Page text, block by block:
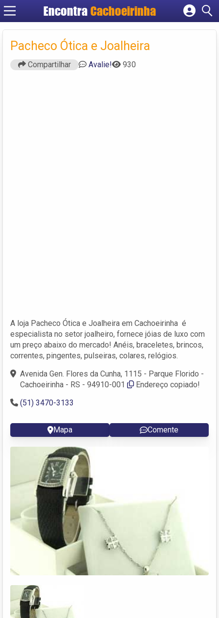
Encontra Cachoeirinha
Cadastrar empresa
Criar conta
Pacheco Ótica e Joalheira
Compartilhar Avalie! 930
A loja Pacheco Ótica e Joalheira em Cachoeirinha é
especialista no setor joalheiro, fornece jóias de luxo com
um preço abaixo do mercado! Anéis, braceletes, brincos,
correntes, pingentes, pulseiras, colares, relógios.
Avenida Gen. Flores da Cunha, 1115 - Parque Florido -
Cachoeirinha - RS - 94910-001
Endereço copiado!
(51) 3470-3133
Mapa Comente